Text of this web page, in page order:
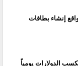
فيزا افتراضية: 7 مواقع إنشاء بطاقات
الدولارات يومياً